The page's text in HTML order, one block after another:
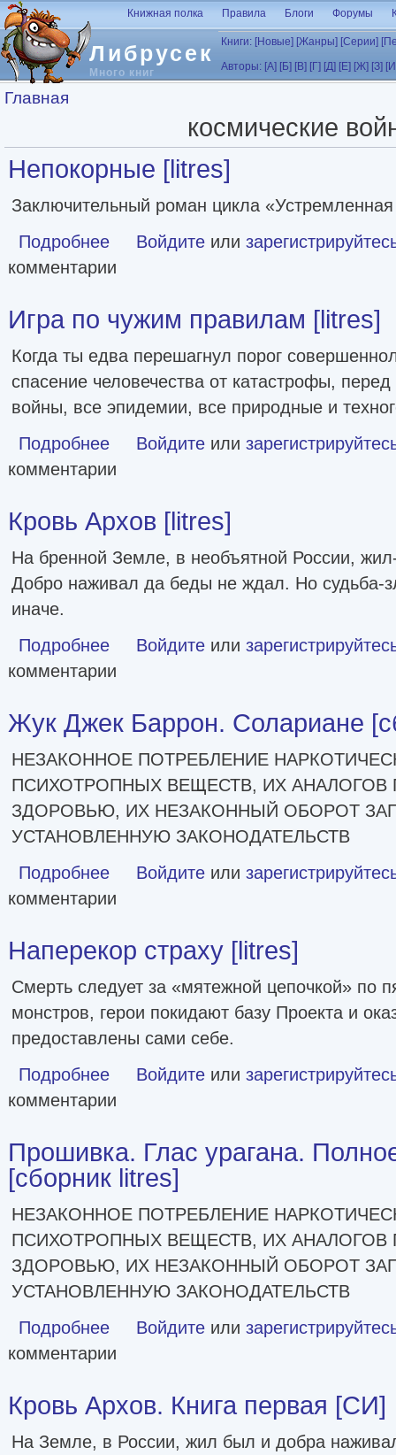
Перейти к основному содержанию
Либрусек
Много книг
Книжная полка Правила Блоги Форумы
Книги: [Новые] [Жанры] [Серии]
Авторы: [А] [Б] [В] [Г] [Д] [Е] [Ж] [З]
Вы здесь
Главная
космические
Непокорные [litres]
Заключительный роман цикла
Подробнее о Непокорные [litres]
Войдите или
комментарии
Игра по чужим правилам [litres]
Когда ты едва перешагнул порог
спасение человечества от катастрофы,
войны, все эпидемии, все природные и
Подробнее о Игра по чужим правилам [litres]
Войдите или
комментарии
Кровь Архов [litres]
На бренной Земле, в необъятной России,
Добро наживал да беды не ждал. Но судьба-
иначе.
Подробнее о Кровь Архов [litres]
Войдите или
комментарии
Жук Джек Баррон. Солариане
НЕЗАКОННОЕ ПОТРЕБЛЕНИЕ
ПСИХОТРОПНЫХ ВЕЩЕСТВ, ИХ АНАЛОГОВ
ЗДОРОВЬЮ, ИХ НЕЗАКОННЫЙ ОБОРОТ
УСТАНОВЛЕННУЮ ЗАКОНОДАТЕЛЬСТВ
Подробнее о Жук Джек Баррон. Солариане [сборник litres]
Войдите или
комментарии
Наперекор страху [litres]
Смерть следует за «мятежной цепочкой» по
монстров, герои покидают базу Проекта и
предоставлены сами себе.
Подробнее о Наперекор страху [litres]
Войдите или
комментарии
Прошивка. Глас урагана.
[сборник litres]
НЕЗАКОННОЕ ПОТРЕБЛЕНИЕ
ПСИХОТРОПНЫХ ВЕЩЕСТВ, ИХ АНАЛОГОВ
ЗДОРОВЬЮ, ИХ НЕЗАКОННЫЙ ОБОРОТ
УСТАНОВЛЕННУЮ ЗАКОНОДАТЕЛЬСТВ
Подробнее о Прошивка. Глас урагана. Полное издание [сборник
Войдите или
комментарии
Кровь Архов. Книга первая [СИ]
На Земле, в России, жил был и добра